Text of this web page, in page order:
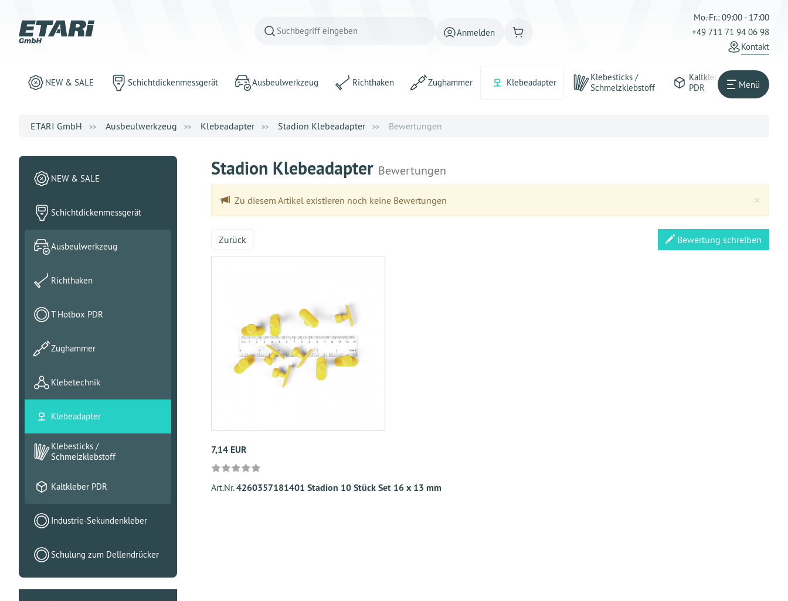
Anmelden
Mo.-Fr.: 09:00 - 17:00
+49 711 71 94 06 98
Kontakt
NEW & SALE Schichtdickenmessgerät Ausbeulwerkzeug Richthaken Zughammer Klebeadapter
Klebesticks /
Schmelzklebstoff
Kaltkleber
PDR
Menü
ETARI GmbH Ausbeulwerkzeug Klebeadapter Stadion Klebeadapter Bewertungen
Stadion Klebeadapter Bewertungen
×
Zu diesem Artikel existieren noch keine Bewertungen
Zurück
7,14 EUR
Art.Nr.4260357181401 Stadion 10 Stück Set 16 x 13 mm
Bewertung schreiben
NEW & SALE
Schichtdickenmessgerät
Ausbeulwerkzeug
Richthaken
T Hotbox PDR
Zughammer
Klebetechnik
Klebeadapter
Klebesticks /
Schmelzklebstoff
Kaltkleber PDR
Industrie-Sekundenkleber
Schulung zum Dellendrücker